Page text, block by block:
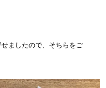
ましたので、そちらをご